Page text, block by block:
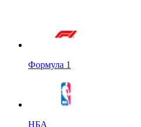
Формула 1
НБА